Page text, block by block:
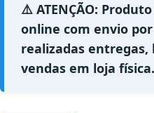
⚠️ ATENÇÃO:
online com envio
realizadas
vendas em loja física.